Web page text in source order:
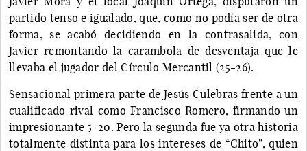
partido tenso e igualado, que, como no podía ser de otra
forma, se acabó decidiendo en la contrasalida, con
Javier remontando la carambola de desventaja que le
llevaba el jugador del Círculo Mercantil (25-26).
Sensacional primera parte de Jesús Culebras frente a un
cualificado rival como Francisco Romero, firmando un
impresionante 5-20. Pero la segunda fue ya otra historia
totalmente distinta para los intereses de “Chito”, quien